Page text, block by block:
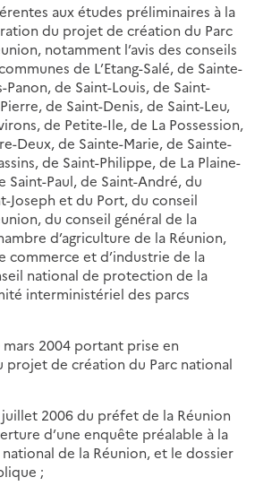
aux études préliminaires à la
du projet de création du Parc
notamment l’avis des conseils
de L’Etang-Salé, de Sainte-
Panon, de Saint-Louis, de Saint-
de Saint-Denis, de Saint-Leu,
de Petite-Ile, de La Possession,
Deux, de Sainte-Marie, de Sainte-
de Saint-Philippe, de La Plaine-
Saint-Paul, de Saint-André, du
Joseph et du Port, du conseil
du conseil général de la
d’agriculture de la Réunion,
commerce et d’industrie de la
national de protection de la
interministériel des parcs
mars 2004 portant prise en
projet de création du Parc national
juillet 2006 du préfet de la Réunion
d’une enquête préalable à la
de la Réunion, et le dossier
;